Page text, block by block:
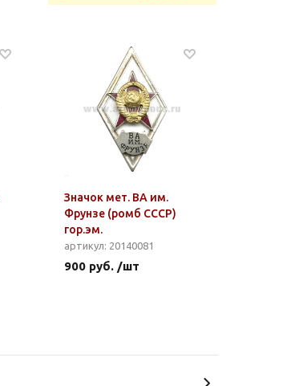
Значок мет. ВА им.
Фрунзе (ромб СССР)
гор.эм.
артикул: 20140081
900 руб. /шт